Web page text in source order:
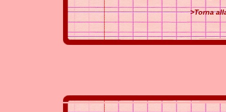
>Torna